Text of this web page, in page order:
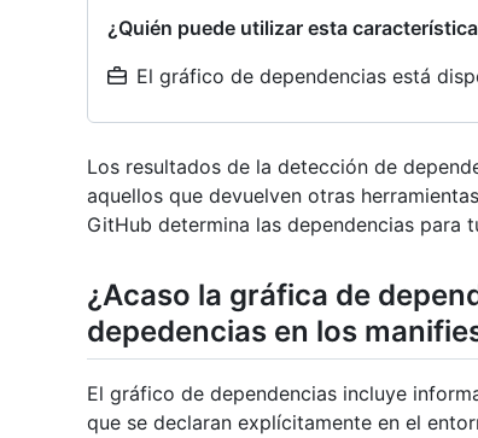
¿Quién puede utilizar esta
El gráfico de dependencias está
Los resultados de la detección de
aquellos que devuelven otras
GitHub determina las dependencias para
¿Acaso la gráfica de
depedencias en los
El gráfico de dependencias incluye
que se declaran explícitamente en el